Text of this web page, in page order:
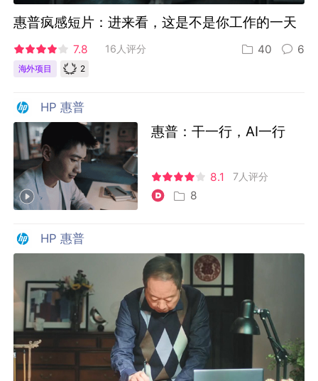
惠普疯感短片：进来看，这是不是你工作的一天
7.8 16人评分 40 6
海外项目 2
HP 惠普
惠普：干一行，AI一行
8.1 7人评分
8
HP 惠普